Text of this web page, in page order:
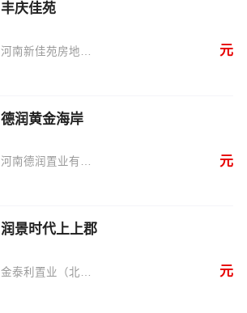
丰庆佳苑
元
德润黄金海岸
河南德润置业有限公司 元
润景时代上上郡
元